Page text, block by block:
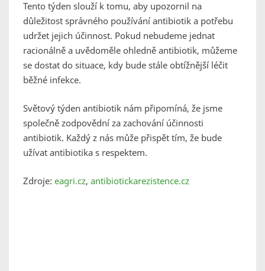
Tento týden slouží k tomu, aby upozornil na
důležitost správného používání antibiotik a potřebu
udržet jejich účinnost. Pokud nebudeme jednat
racionálně a uvědoměle ohledně antibiotik, můžeme
se dostat do situace, kdy bude stále obtížnější léčit
běžné infekce.
Světový týden antibiotik nám připomíná, že jsme
společně zodpovědní za zachování účinnosti
antibiotik. Každý z nás může přispět tím, že bude
užívat antibiotika s respektem.
Zdroje: eagri.cz, antibiotickarezistence.cz